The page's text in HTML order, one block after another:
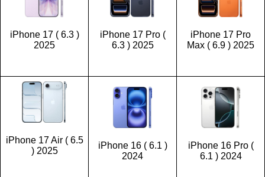
iPhone 17 ( 6.3 )
2025
iPhone 17 Pro (
6.3 ) 2025
iPhone 17 Pro
Max ( 6.9 ) 2025
iPhone 17 Air ( 6.5
) 2025
iPhone 16 ( 6.1 )
2024
iPhone 16 Pro (
6.1 ) 2024